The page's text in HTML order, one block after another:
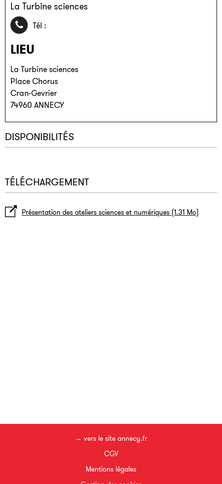
La Turbine sciences
Tél :
LIEU
La Turbine sciences
Place Chorus
Cran-Gevrier
74960 ANNECY
DISPONIBILITÉS
TÉLÉCHARGEMENT
Présentation des ateliers sciences et numériques (1.31 Mo)
→ vers le site annecy.fr
CGV
Mentions légales